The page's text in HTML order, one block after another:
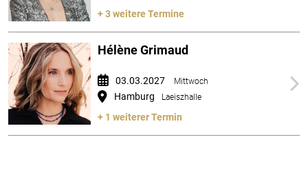
+ 3 weitere Termine
Hélène Grimaud
03.03.2027 Mittwoch
Hamburg Laeiszhalle
+ 1 weiterer Termin